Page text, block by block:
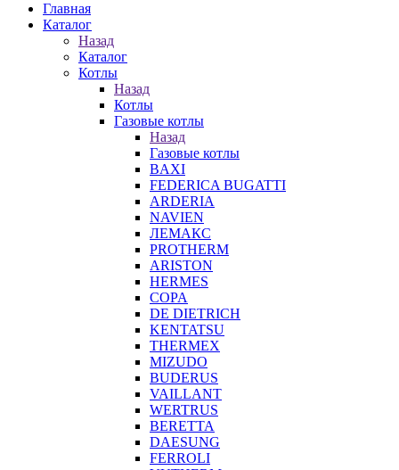
Главная
Каталог
Назад
Каталог
Котлы
Назад
Котлы
Газовые котлы
Назад
Газовые котлы
BAXI
FEDERICA BUGATTI
ARDERIA
NAVIEN
ЛЕМАКС
PROTHERM
ARISTON
HERMES
COPA
DE DIETRICH
KENTATSU
THERMEX
MIZUDO
BUDERUS
VAILLANT
WERTRUS
BERETTA
DAESUNG
FERROLI